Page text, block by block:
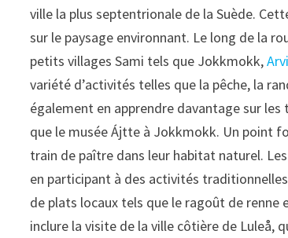
ville la plus septentrionale de la Suède.
sur le paysage environnant. Le long de la
petits villages Sami tels que Jokkmokk,
variété d’activités telles que la pêche, la
également en apprendre davantage sur
que le musée Ájtte à Jokkmokk. Un point
train de paître dans leur habitat naturel.
en participant à des activités
de plats locaux tels que le ragoût de renne
inclure la visite de la ville côtière de Luleå,